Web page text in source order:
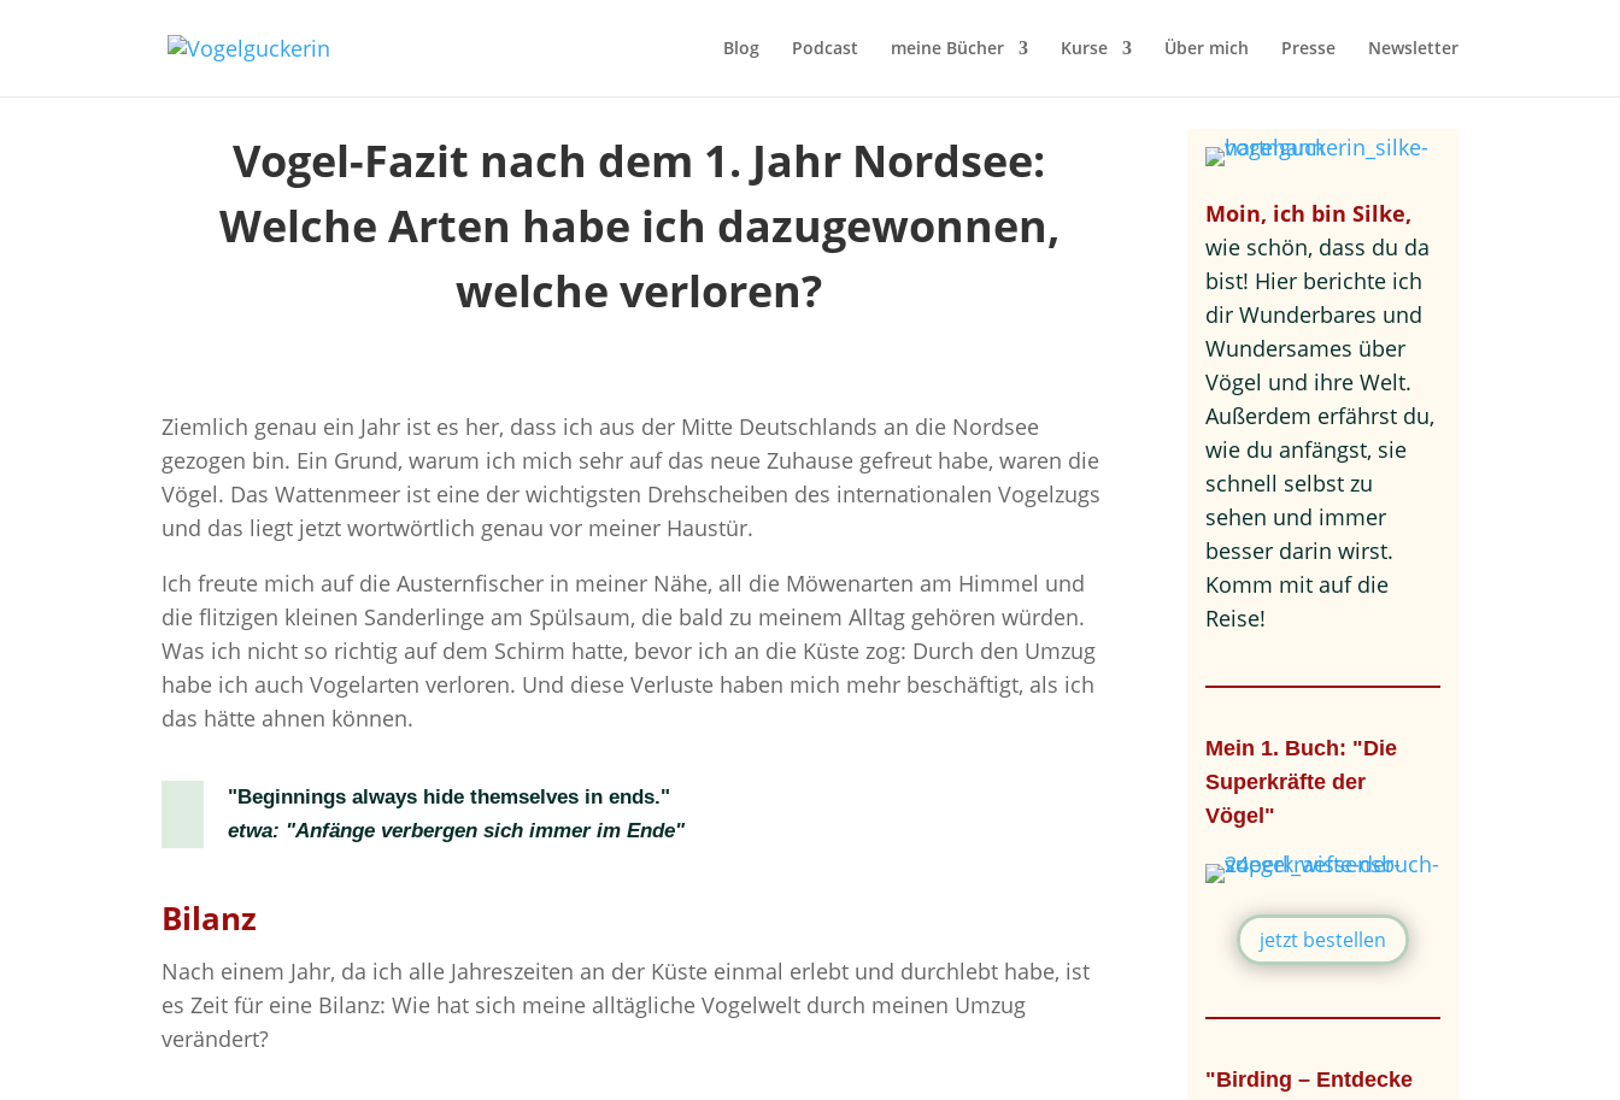
Blog Podcast meine Bücher Kurse Über mich Presse Newsletter
Vogel-Fazit nach dem 1. Jahr Nordsee:
Welche Arten habe ich dazugewonnen,
welche verloren?
Ziemlich genau ein Jahr ist es her, dass ich aus der Mitte Deutschlands an die Nordsee
gezogen bin. Ein Grund, warum ich mich sehr auf das neue Zuhause gefreut habe, waren die
Vögel. Das Wattenmeer ist eine der wichtigsten Drehscheiben des internationalen Vogelzugs
und das liegt jetzt wortwörtlich genau vor meiner Haustür.
Ich freute mich auf die Austernfischer in meiner Nähe, all die Möwenarten am Himmel und
die flitzigen kleinen Sanderlinge am Spülsaum, die bald zu meinem Alltag gehören würden.
Was ich nicht so richtig auf dem Schirm hatte, bevor ich an die Küste zog: Durch den Umzug
habe ich auch Vogelarten verloren. Und diese Verluste haben mich mehr beschäftigt, als ich
das hätte ahnen können.
"Beginnings always hide themselves in ends."
etwa: "Anfänge verbergen sich immer im Ende"
Bilanz
Nach einem Jahr, da ich alle Jahreszeiten an der Küste einmal erlebt und durchlebt habe, ist
es Zeit für eine Bilanz: Wie hat sich meine alltägliche Vogelwelt durch meinen Umzug
verändert?
Moin, ich bin Silke,
wie schön, dass du da
bist! Hier berichte ich
dir Wunderbares und
Wundersames über
Vögel und ihre Welt.
Außerdem erfährst du,
wie du anfängst, sie
schnell selbst zu
sehen und immer
besser darin wirst.
Komm mit auf die
Reise!
Mein 1. Buch: "Die
Superkräfte der
Vögel"
jetzt bestellen
"Birding – Entdecke